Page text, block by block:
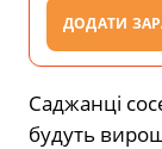
ДОДАТИ
Саджанці
будуть